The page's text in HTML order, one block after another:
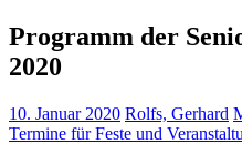
Programm der
2020
10. Januar 2020 Rolfs, Gerhard
Termine für Feste und